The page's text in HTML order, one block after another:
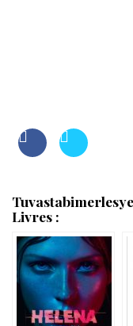
Livres :